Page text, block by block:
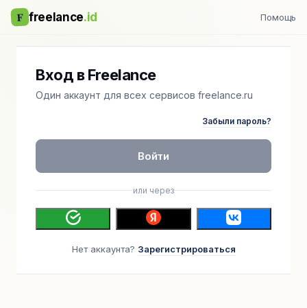
F freelance.id Помощь
Вход в Freelance
Один аккаунт для всех сервисов freelance.ru
Забыли пароль?
Войти
или через
Нет аккаунта? Зарегистрироваться